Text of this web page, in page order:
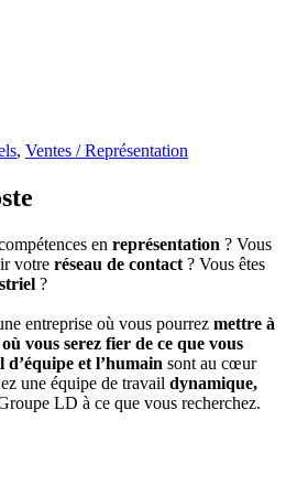
, Ventes / Représentation
en représentation ? Vous
votre réseau de contact ? Vous êtes
?
entreprise où vous pourrez mettre à
vous serez fier de ce que vous
d’équipe et l’humain sont au cœur
une équipe de travail dynamique,
LD à ce que vous recherchez.